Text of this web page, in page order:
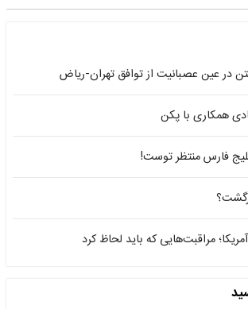
در عین عصبانیت از توافق تهران-ریاض
همکاری با پکن
فارس منتظر توست!
مراقبت‌هایی که باید لحاظ کرد